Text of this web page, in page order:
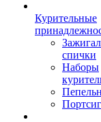
Курительные
спички
Наборы